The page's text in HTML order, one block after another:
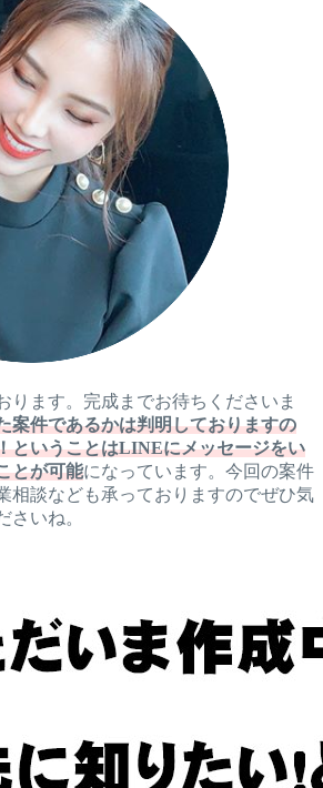
ります。完成までお待ちくださいま
案件であるかは判明しておりますの
ということはLINEにメッセージをい
とが可能になっています。今回の案件
相談なども承っておりますのでぜひ気
さいね。